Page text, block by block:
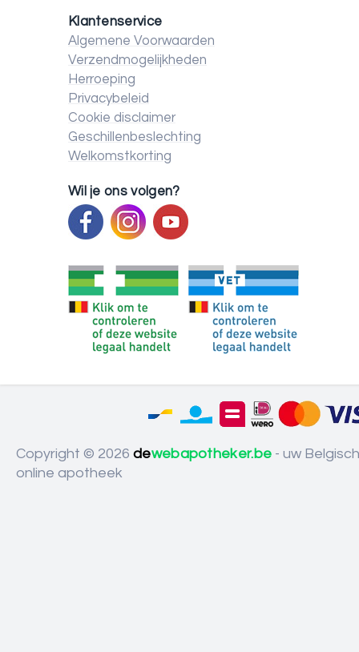
Klantenservice
Algemene Voorwaarden
Verzendmogelijkheden
Herroeping
Privacybeleid
Cookie disclaimer
Geschillenbeslechting
Welkomstkorting
Wil je ons volgen?
Copyright © 2026 dewebapotheker.be - uw
online apotheek